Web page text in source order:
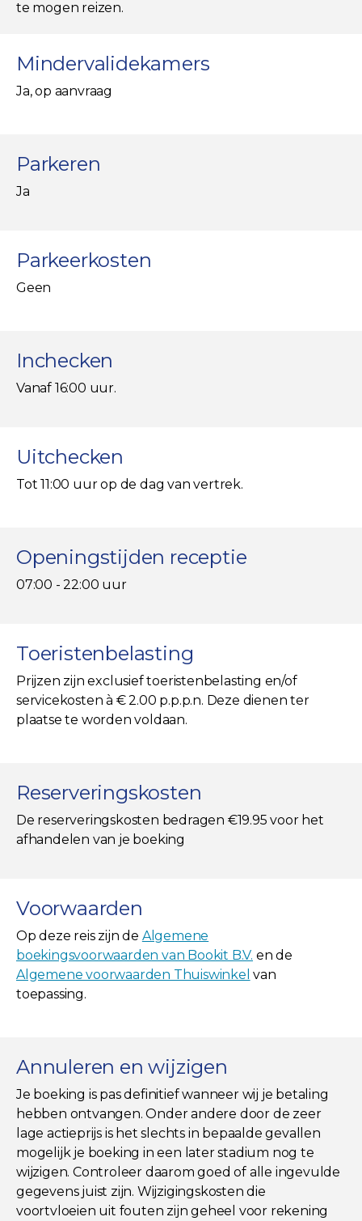
te mogen reizen.
Mindervalidekamers
Ja, op aanvraag
Parkeren
Ja
Parkeerkosten
Geen
Inchecken
Vanaf 16:00 uur.
Uitchecken
Tot 11:00 uur op de dag van vertrek.
Openingstijden receptie
07:00 - 22:00 uur
Toeristenbelasting
Prijzen zijn exclusief toeristenbelasting en/of
servicekosten à € 2.00 p.p.p.n. Deze dienen ter
plaatse te worden voldaan.
Reserveringskosten
De reserveringskosten bedragen €19.95 voor het
afhandelen van je boeking
Voorwaarden
Op deze reis zijn de Algemene
boekingsvoorwaarden van Bookit B.V. en de
Algemene voorwaarden Thuiswinkel van
toepassing.
Annuleren en wijzigen
Je boeking is pas definitief wanneer wij je betaling
hebben ontvangen. Onder andere door de zeer
lage actieprijs is het slechts in bepaalde gevallen
mogelijk je boeking in een later stadium nog te
wijzigen. Controleer daarom goed of alle ingevulde
gegevens juist zijn. Wijzigingskosten die
voortvloeien uit fouten zijn geheel voor rekening